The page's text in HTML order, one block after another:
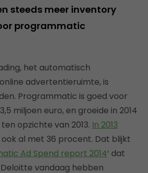
steeds meer inventory
programmatic
het automatisch
advertentieruimte, is
Programmatic is goed voor
miljoen euro, en groeide in 2014
opzichte van 2013. In 2013
al met 36 procent. Dat blijkt
Ad Spend report 2014‘ dat
vandaag hebben